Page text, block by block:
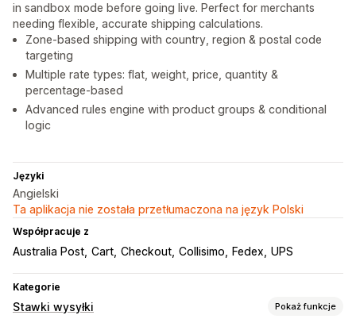
in sandbox mode before going live. Perfect for merchants
needing flexible, accurate shipping calculations.
Zone-based shipping with country, region & postal code
targeting
Multiple rate types: flat, weight, price, quantity &
percentage-based
Advanced rules engine with product groups & conditional
logic
Języki
Angielski
Ta aplikacja nie została przetłumaczona na język Polski
Współpracuje z
Australia Post Cart Checkout Collisimo Fedex UPS
Kategorie
Stawki wysyłki Pokaż funkcje